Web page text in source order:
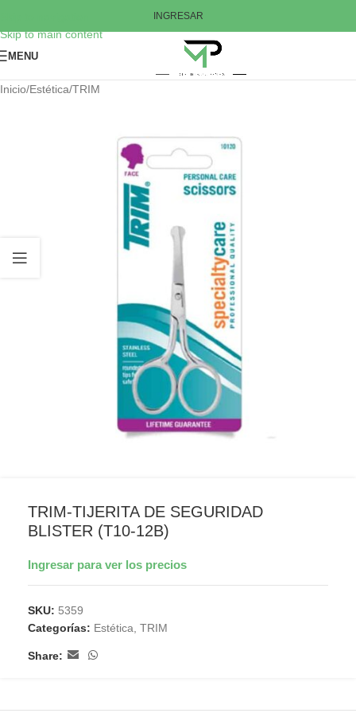
Skip to main content
INGRESAR
MENU
Inicio/Estética/TRIM
TRIM-TIJERITA DE SEGURIDAD
BLISTER (T10-12B)
Ingresar para ver los precios
SKU: 5359
Categorías: Estética TRIM
Share: